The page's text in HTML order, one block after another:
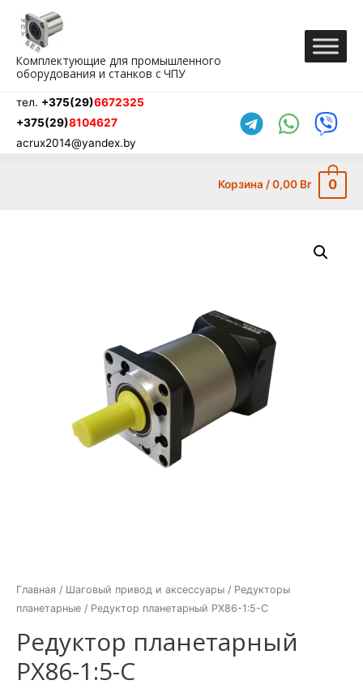
содержимому
Комплектующие для промышленного
оборудования и станков с ЧПУ
тел. +375(29)6672325
+375(29)8104627
acrux2014@yandex.by
Корзина /0,00 Br 0
Главная / Шаговый привод и аксессуары / Редукторы
планетарные / Редуктор планетарный PX86-1:5-C
Редуктор планетарный
PX86-1:5-C